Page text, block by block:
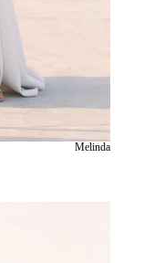
Melinda